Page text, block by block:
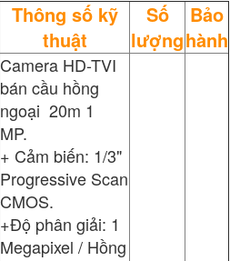
Thông số kỹ
thuật
Số
lượng
Bảo
hành
Camera HD-TVI
bán cầu hồng
ngoại 20m 1
MP.
+ Cảm biến: 1/3"
Progressive Scan
CMOS.
+Độ phân giải: 1
Megapixel / Hồng